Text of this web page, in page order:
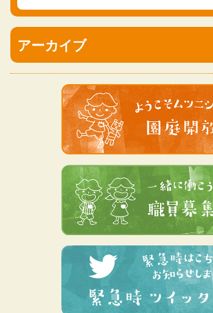
アーカイブ